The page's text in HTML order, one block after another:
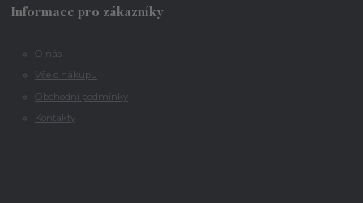
Informace pro zákazníky
O nás
Vše o nákupu
Obchodní podmínky
Kontakty